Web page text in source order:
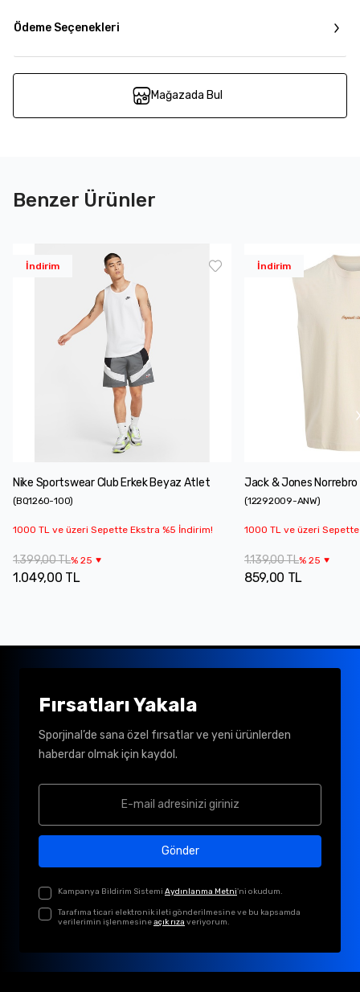
Ödeme Seçenekleri
Mağazada Bul
Benzer Ürünler
İndirim
Nike Sportswear Club Erkek Beyaz Atlet
(BQ1260-100)
1000 TL ve üzeri Sepette Ekstra %5 İndirim!
1.399,00 TL% 25
1.049,00 TL
İndirim
Jack & Jones
(12292009-ANW)
1000 TL ve üzeri
1.139,00 TL% 25
859,00 TL
Fırsatları Yakala
Sporjinal’de sana özel fırsatlar ve yeni ürünlerden
haberdar olmak için kaydol.
Gönder
Kampanya Bildirim Sistemi Aydınlanma Metni'ni okudum.
Tarafıma ticari elektronik ileti gönderilmesine ve bu kapsamda
verilerimin işlenmesineaçık rıza veriyorum.